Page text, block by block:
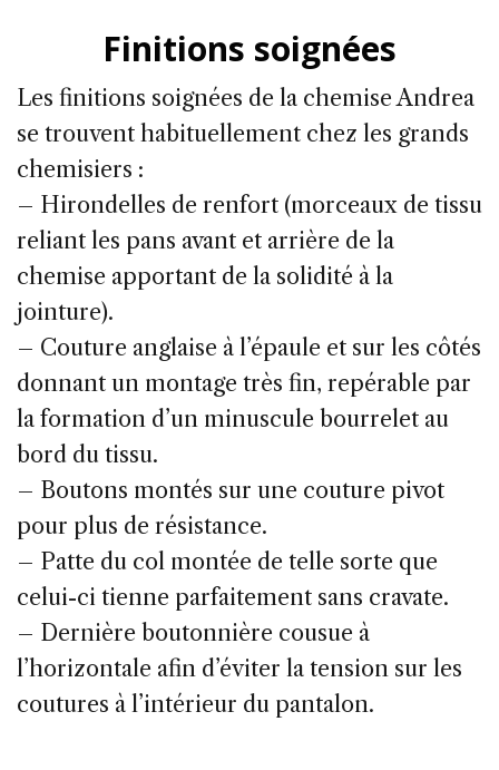
Finitions soignées
Les finitions soignées de la chemise Andrea
se trouvent habituellement chez les grands
chemisiers :
– Hirondelles de renfort (morceaux de tissu
reliant les pans avant et arrière de la
chemise apportant de la solidité à la
jointure).
– Couture anglaise à l’épaule et sur les côtés
donnant un montage très fin, repérable par
la formation d’un minuscule bourrelet au
bord du tissu.
– Boutons montés sur une couture pivot
pour plus de résistance.
– Patte du col montée de telle sorte que
celui-ci tienne parfaitement sans cravate.
– Dernière boutonnière cousue à
l’horizontale afin d’éviter la tension sur les
coutures à l’intérieur du pantalon.